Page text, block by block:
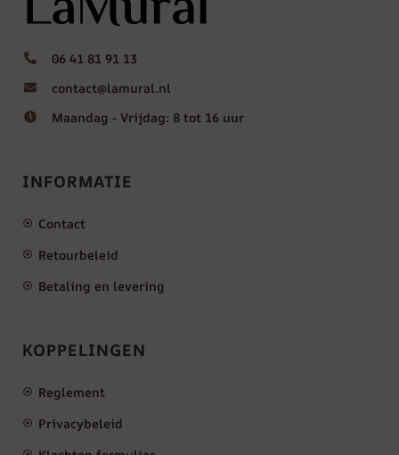
06 41 81 91 13
contact@lamural.nl
Maandag - Vrijdag: 8 tot 16 uur
INFORMATIE
Contact
Retourbeleid
Betaling en levering
KOPPELINGEN
Reglement
Privacybeleid